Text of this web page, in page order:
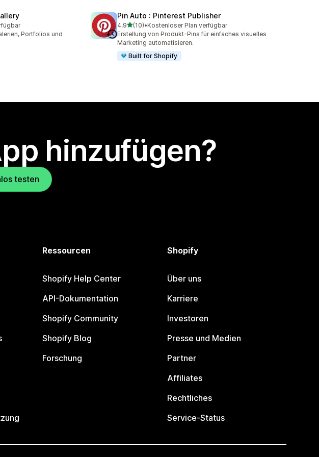
Portfolios und
Pin Auto : Pinterest Publisher
4,9von 5 Sternen
(10)
10 Rezensionen insgesamt
•Kostenloser Plan verfügbar
Erstellung von Produkt-Pins für einfaches visuelles
Marketing automatisieren.
Built for Shopify
hinzufügen?
testen
Ressourcen
Shopify Help Center
API-Dokumentation
Shopify Community
Shopify Blog
Forschung
Shopify
Über uns
Karriere
Investoren
Presse und Medien
Partner
Affiliates
Rechtliches
Service-Status